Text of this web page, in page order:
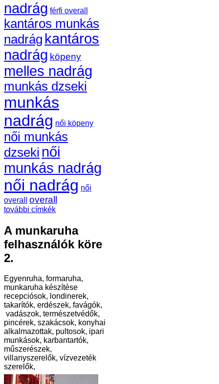
nadrág férfi overall
kantáros munkás
nadrág kantáros
nadrág köpeny
melles nadrág
munkás dzseki
munkás
nadrág női köpeny
női munkás
dzseki női
munkás nadrág
női nadrág női
overall
overall
további címkék
A munkaruha
felhasználók köre
2.
Egyenruha, formaruha,
munkaruha készítése
recepciósok, londinerek,
takarítók, erdészek, favágók,
vadászok, természetvédők,
pincérek, szakácsok, konyhai
alkalmazottak, pultosok, ipari
munkások, karbantartók,
műszerészek,
villanyszerelők, vízvezeték
szerelők,